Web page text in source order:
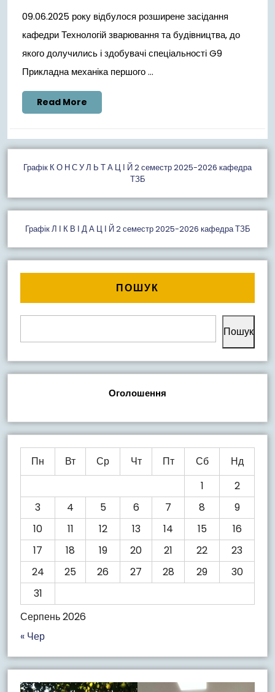
09.06.2025 року відбулося розширене засідання
кафедри Технологій зварювання та будівництва, до
якого долучились і здобувачі спеціальності G9
Прикладна механіка першого ...
Read More
More
Графiк К О Н С У Л Ь Т А Ц І Й 2 семестр 2025-2026 кафедра
ТЗБ
Графік Л І К В І Д А Ц І Й 2 семестр 2025-2026 кафедра ТЗБ
ПОШУК
Пошук
Оголошення
Серпень 2026
Пн Вт Ср Чт Пт Сб
Нд
1
2
3
4 5 6 7 8
9
10
11 12 13 14 15
16
17
18 19 20 21 22
23
24
25 26 27 28 29
30
31
« Чер